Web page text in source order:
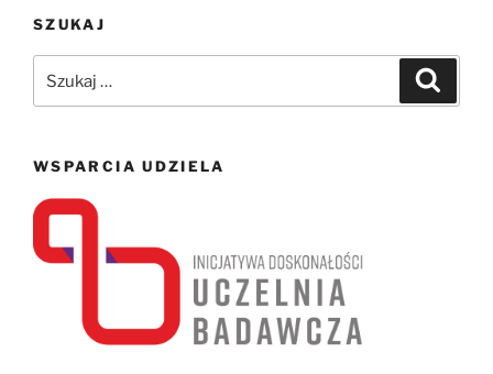
SZUKAJ
WSPARCIA UDZIELA